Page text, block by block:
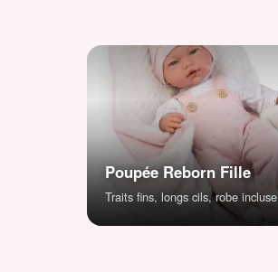
Poupée Reborn Fille
Traits fins, longs cils, robe incluse